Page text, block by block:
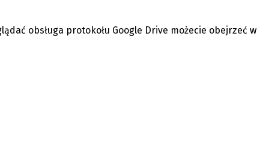
obsługa protokołu Google Drive możecie obejrzeć w